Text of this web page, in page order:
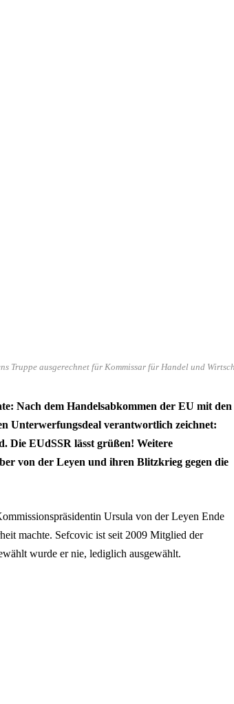
Truppe ausgerechnet für Kommissar für Handel und
Nach dem Handelsabkommen der EU mit den
Unterwerfungsdeal verantwortlich zeichnet:
Die EUdSSR lässt grüßen! Weitere
von der Leyen und ihren Blitzkrieg gegen die
Ursula von der Leyen Ende
machte. Sefcovic ist seit 2009 Mitglied der
wurde er nie, lediglich ausgewählt.